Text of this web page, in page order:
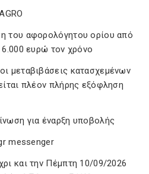
του αφορολόγητου ορίου από
ευρώ τον χρόνο
μεταβιβάσεις κατασχεμένων
πλέον πλήρης εξόφληση
για έναρξη υποβολής
messenger
και την Πέμπτη 10/09/2026